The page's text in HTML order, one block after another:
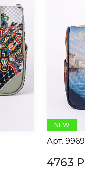
NEW
Арт. 9969
4763 Р